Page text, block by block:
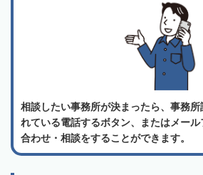
相談したい事務所が決まったら、事務所
れている電話するボタン、またはメー
合わせ・相談をすることができます。